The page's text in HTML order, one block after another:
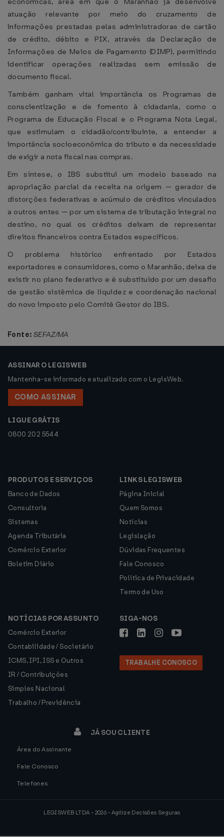
atuação relevante por meio do cruzamento de
informações prestadas pelas administradoras de cartão
de crédito, débito e PIX, através da Declaração de
Informações de Meios de Pagamento (DIMP), permitindo
identificar operações realizadas sem emissão de
documento fiscal.
Também ganham vital importância os Programas de
conscientização e de fomento à cidadania, como o
Programa de Educação Fiscal e o Programa Nota Legal,
que estimulam o cidadão/contribuinte, a entender a
importância socioeconômica do tributo e da necessidade
de exigir a nota fiscal nas compras.
Em síntese, o IBS substitui um modelo baseado na
apropriação parcial da receita na origem — gerador de
distorções federativas e acúmulo de créditos vinculados
a outros entes — por um sistema de tributação integral no
destino, no qual os créditos deixam de representar
direitos financeiros contra Estados específicos.
O problema histórico enfrentado por Estados
exportadores e consumidores, como o Maranhão, deixa de
existir no plano federativo e é substituído por um desafio
de gestão sistêmica de liquidez e coordenação nacional
do novo imposto pelo Comitê Gestor do IBS.
Fonte: SEFAZ/MA
ASSINAR O LEGISWEB
Mantenha-se informado e atualizado com o LegisWeb.
COMO ASSINAR
LIGUE GRÁTIS
0800 202 5544
PRODUTOS E SERVIÇOS
Banco de Dados
Consultoria
Sistemas
Agenda Tributária
Comércio Exterior
Boletim Diário
LINKS LEGISWEB
Página Inicial
Quem Somos
Notícias
Legislação
Dúvidas Frequentes
Fale Conosco
Política de Privacidade
Termo de Uso
NOTÍCIAS POR ASSUNTO
Comércio Exterior
Contabilidade / Societário
ICMS, IPI, ISS e Outros
IR / Contribuições
Simples Nacional
Trabalho / Previdência
SIGA-NOS
TRABALHE CONOSCO
JÁ SOU CLIENTE
Área do Assinante
Fale Conosco
Telefones
LEGISWEB LTDA - 2026 - Agilize Decisões Seguras